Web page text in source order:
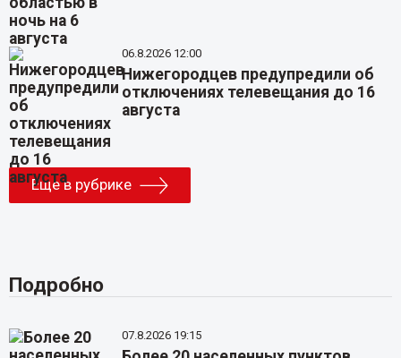
06.8.2026 12:00
Нижегородцев предупредили об
отключениях телевещания до 16
августа
Еще в рубрике
Подробно
07.8.2026 19:15